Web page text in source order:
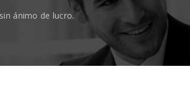
ánimo de lucro.